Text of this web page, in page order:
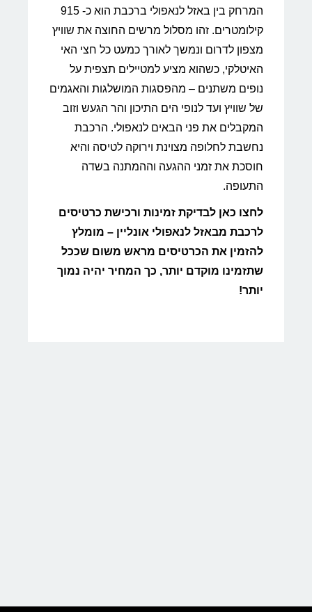
המרחק בין באזל לנאפולי ברכבת הוא כ- 915
קילומטרים. זהו מסלול מרשים החוצה את שוויץ
מצפון לדרום ונמשך לאורך כמעט כל חצי האי
האיטלקי, כשהוא מציע למטיילים תצפית על
נופים משתנים – מהפסגות המושלגות והאגמים
של שוויץ ועד לנופי הים התיכון והר הגעש וזוב
המקבלים את פני הבאים לנאפולי. הרכבת
נחשבת לחלופה מצוינת וירוקה לטיסה והיא
חוסכת את זמני ההגעה וההמתנה בשדה
התעופה.
לחצו כאן לבדיקת זמינות ורכישת כרטיסים
לרכבת מבאזל לנאפולי אונליין – מומלץ
להזמין את הכרטיסים מראש משום שככל
שתזמינו מוקדם יותר, כך המחיר יהיה נמוך
יותר!